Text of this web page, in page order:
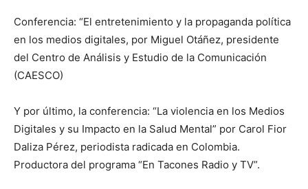
Conferencia: “El entretenimiento y la propaganda política
en los medios digitales, por Miguel Otáñez, presidente
del Centro de Análisis y Estudio de la Comunicación
(CAESCO)
Y por último, la conferencia: “La violencia en los Medios
Digitales y su Impacto en la Salud Mental” por Carol Fior
Daliza Pérez, periodista radicada en Colombia.
Productora del programa “En Tacones Radio y TV”.